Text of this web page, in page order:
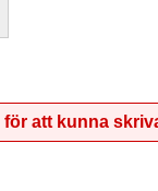
för att kunna